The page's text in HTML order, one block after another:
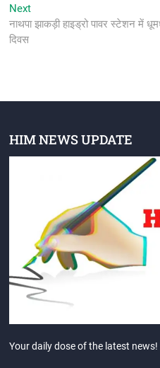
NextNext
post:
नाथपा झाकड़ी हाइड्रो पावर स्टेशन में
दिवस
HIM NEWS UPDATE
Your daily dose of the latest news!